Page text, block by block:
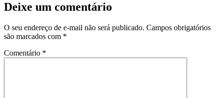
Deixe um comentário
O seu endereço de e-mail não será publicado. Campos obrigatórios
são marcados com *
Comentário *